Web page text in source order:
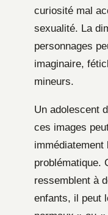
curiosité mal
sexualité. La
personnages
imaginaire,
mineurs.
Un adolescent
ces images
problématique.
ressemblent à
enfants, il peut